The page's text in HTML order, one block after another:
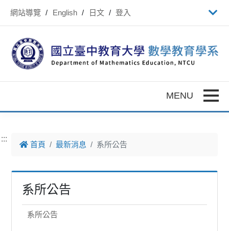
網站導覽 English 日文 登入
:::
首頁 最新消息 系所公告
系所公告
系所公告